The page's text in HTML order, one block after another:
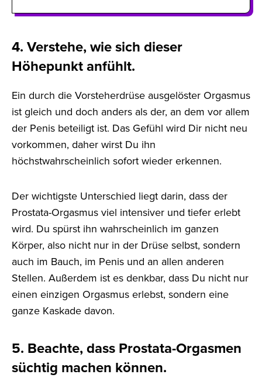
4. Verstehe, wie sich dieser
Höhepunkt anfühlt.
Ein durch die Vorsteherdrüse ausgelöster Orgasmus
ist gleich und doch anders als der, an dem vor allem
der Penis beteiligt ist. Das Gefühl wird Dir nicht neu
vorkommen, daher wirst Du ihn
höchstwahrscheinlich sofort wieder erkennen.
Der wichtigste Unterschied liegt darin, dass der
Prostata-Orgasmus viel intensiver und tiefer erlebt
wird. Du spürst ihn wahrscheinlich im ganzen
Körper, also nicht nur in der Drüse selbst, sondern
auch im Bauch, im Penis und an allen anderen
Stellen. Außerdem ist es denkbar, dass Du nicht nur
einen einzigen Orgasmus erlebst, sondern eine
ganze Kaskade davon.
5. Beachte, dass Prostata-Orgasmen
süchtig machen können.